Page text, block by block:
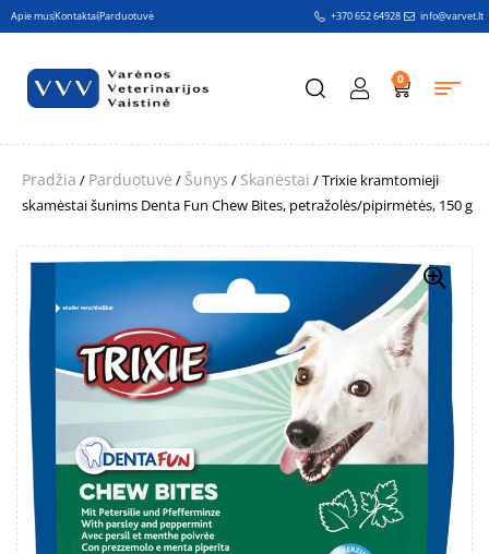
Apie musKontaktaiParduotuvė +370 652 64928 info@varvet.lt
0
Pradžia / Parduotuvė / Šunys / Skanėstai / Trixie kramtomieji
skamėstai šunims Denta Fun Chew Bites, petražolės/pipirmėtės, 150 g